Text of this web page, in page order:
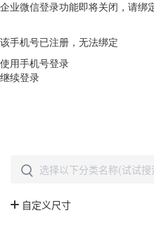
企业微信登录功能即将关闭，请绑
该手机号已注册，无法绑定
使用手机号登录
继续登录